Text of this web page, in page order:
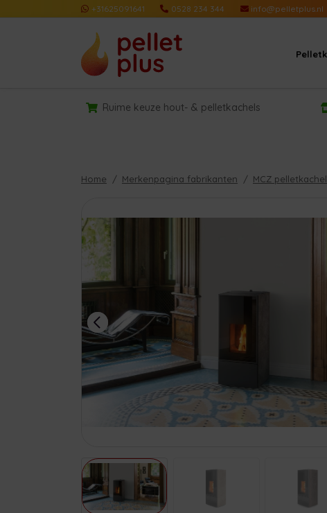
+31625091641 0528 234 344 info@pelletplus.nl
Ruime keuze hout- & pelletkachels
Home Merkenpagina fabrikanten MCZ